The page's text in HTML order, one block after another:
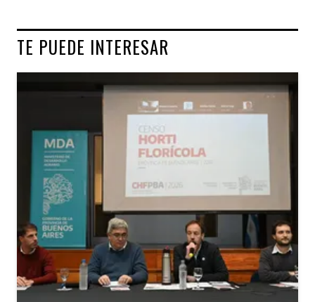
TE PUEDE INTERESAR